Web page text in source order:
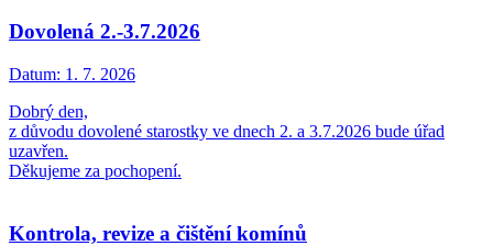
Dovolená 2.-3.7.2026
Datum: 1. 7. 2026
Dobrý den,
z důvodu dovolené starostky ve dnech 2. a 3.7.2026 bude úřad
uzavřen.
Děkujeme za pochopení.
Kontrola, revize a čištění komínů